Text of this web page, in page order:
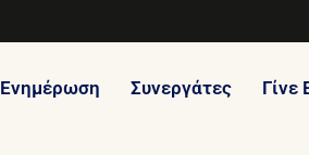
Ενημέρωση Συνεργάτες Γίνε